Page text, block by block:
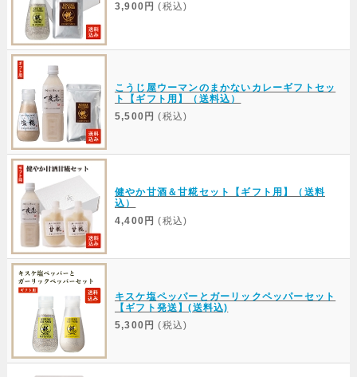
3,900円 (税込)
こうじ屋ウーマンのまかないカレーギフトセッ
ト【ギフト用】（送料込）
5,500円 (税込)
健やか甘酒＆甘糀セット【ギフト用】（送料
込）
4,400円 (税込)
キスケ塩ペッパーとガーリックペッパーセット
【ギフト発送】(送料込)
5,300円 (税込)